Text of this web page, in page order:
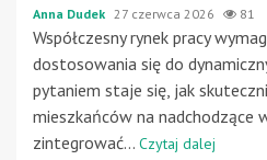
Anna Dudek 27 czerwca 2026 81
Współczesny rynek pracy
dostosowania się do
pytaniem staje się, jak
mieszkańców na nadchodzące
zintegrować... Czytaj dalej